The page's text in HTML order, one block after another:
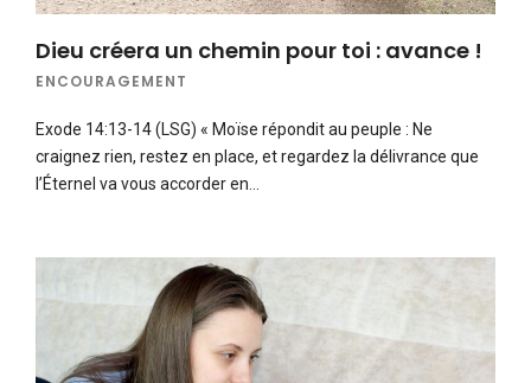
Dieu créera un chemin pour toi : avance !
ENCOURAGEMENT
Exode 14:13-14 (LSG) « Moïse répondit au peuple : Ne
craignez rien, restez en place, et regardez la délivrance que
l’Éternel va vous accorder en…